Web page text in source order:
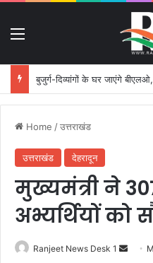
बुजुर्ग-दिव्यांगों के घर जाएंगे
Home /उत्तराखंड
उत्तराखंड देहरादून
मुख्यमंत्री ने
अभ्यर्थियों को
Ranjeet News Desk 1